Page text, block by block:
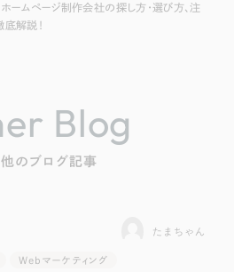
ームページ制作会社の探し方・選び方、注
底解説！
Blog
のブログ記事
たまちゃん
Webマーケティング